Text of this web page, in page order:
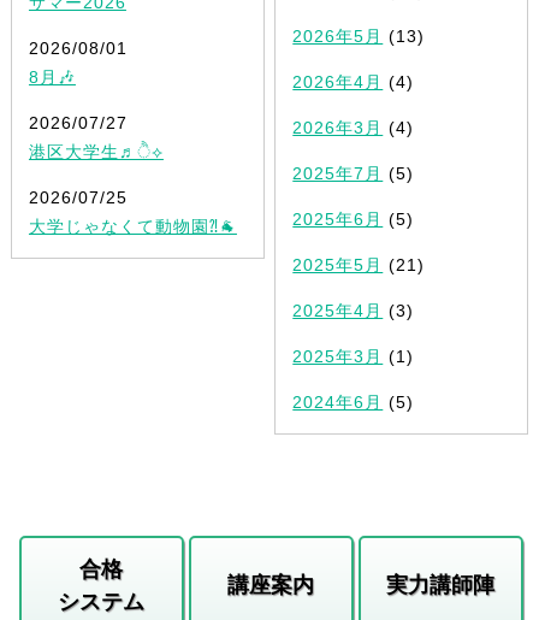
2026/08/01
8月🎶
2026/07/27
港区大学生♬ੈ⟡
2026/07/25
大学じゃなくて動物園⁈🐐
2026年5月 (13)
2026年4月 (4)
2026年3月 (4)
2025年7月 (5)
2025年6月 (5)
2025年5月 (21)
2025年4月 (3)
2025年3月 (1)
2024年6月 (5)
合格
システム
講座案内 実力講師陣